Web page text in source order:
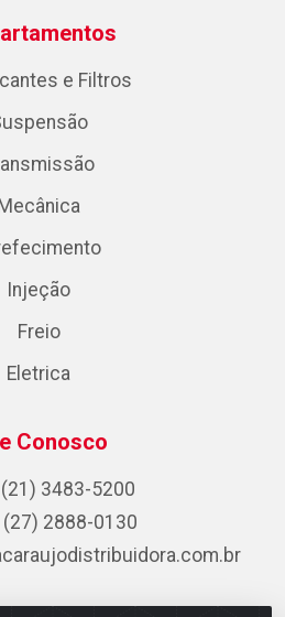
e Filtros
Mecânica
Injeção
Freio
Eletrica
Conosco
(21) 3483-5200
(27) 2888-0130